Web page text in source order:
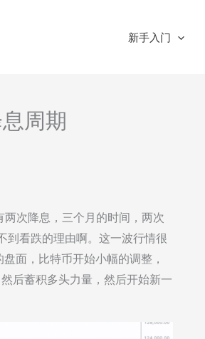
新手入门
周期
次降息，三个月的时间，两次
到看跌的理由啊。这一波行情很
面，比特币开始小幅的调整，
后蓄积多头力量，然后开始新一